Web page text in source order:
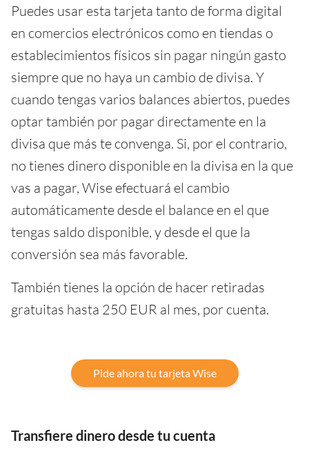
Puedes usar esta tarjeta tanto de forma digital
en comercios electrónicos como en tiendas o
establecimientos físicos sin pagar ningún gasto
siempre que no haya un cambio de divisa. Y
cuando tengas varios balances abiertos, puedes
optar también por pagar directamente en la
divisa que más te convenga. Si, por el contrario,
no tienes dinero disponible en la divisa en la que
vas a pagar, Wise efectuará el cambio
automáticamente desde el balance en el que
tengas saldo disponible, y desde el que la
conversión sea más favorable.
También tienes la opción de hacer retiradas
gratuitas hasta 250 EUR al mes, por cuenta.
Pide ahora tu tarjeta Wise
Transfiere dinero desde tu cuenta